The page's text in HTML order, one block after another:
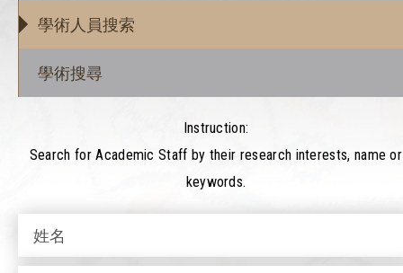
學術人員搜索
學術搜尋
Instruction:
Search for Academic Staff by their research interests, name or
keywords.